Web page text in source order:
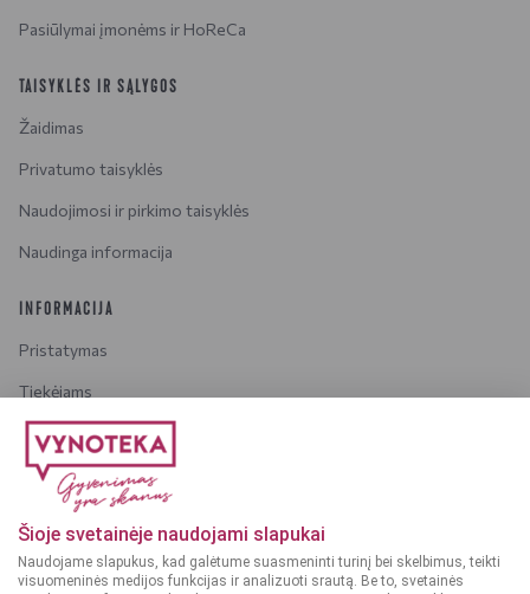
Šioje svetainėje naudojami slapukai
Naudojame slapukus, kad galėtume suasmeninti turinį bei skelbimus, teikti
visuomeninės medijos funkcijas ir analizuoti srautą. Be to, svetainės
Pasiūlymai įmonėms ir HoReCa
TAISYKLĖS IR SĄLYGOS
Žaidimas
Privatumo taisyklės
Naudojimosi ir pirkimo taisyklės
Naudinga informacija
INFORMACIJA
Pristatymas
Tiekėjams
Karjera
Dažniausiai užduodami klausimai
Dėmesio!
Alkoholinius gėrimus gali įsigyti tik asmenys,
kuriems yra ne mažiau kaip 20 metų.